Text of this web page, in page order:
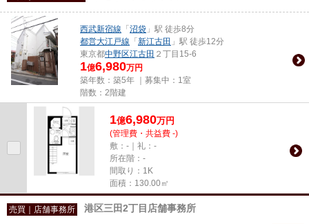
西武新宿線 「 沼袋 」駅 徒歩8分
都営大江戸線 「 新江古田 」駅 徒歩12分
東京都中野区江古田 ２丁目15-6
1億6,980万円
築年数：築5年 ｜募集中： 1室
階数：2階建
1億6,980万円
(管理費・共益費 -)
敷：-｜礼：-
所在階：-
間取り：1K
面積：130.00㎡
売買｜店舗事務所 港区三田2丁目店舗事務所